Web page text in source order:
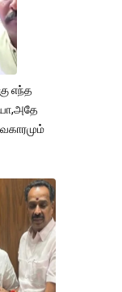
எந்த